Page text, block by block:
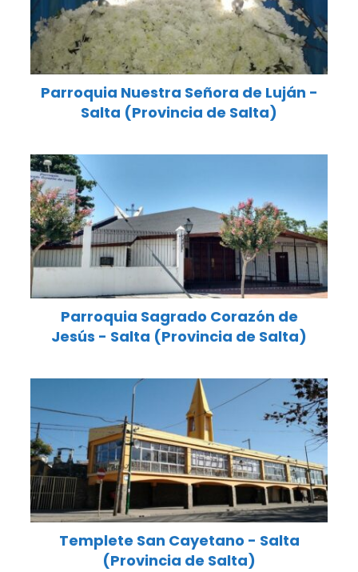
Parroquia Nuestra Señora de Luján -
Salta (Provincia de Salta)
Parroquia Sagrado Corazón de
Jesús - Salta (Provincia de Salta)
Templete San Cayetano - Salta
(Provincia de Salta)